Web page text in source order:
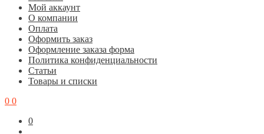
Мой аккаунт
О компании
Оплата
Оформить заказ
Оформление заказа форма
Политика конфиденциальности
Статьи
Товары и списки
0 0
0